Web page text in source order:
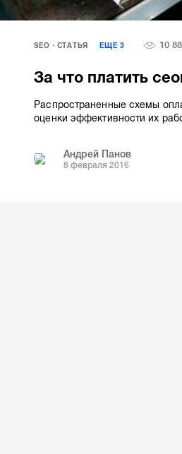
SEO СТАТЬЯ ЕЩЕ3 10
За что платить
Распространенные схемы
оценки эффективности их
Андрей Панов
8 февраля 2016